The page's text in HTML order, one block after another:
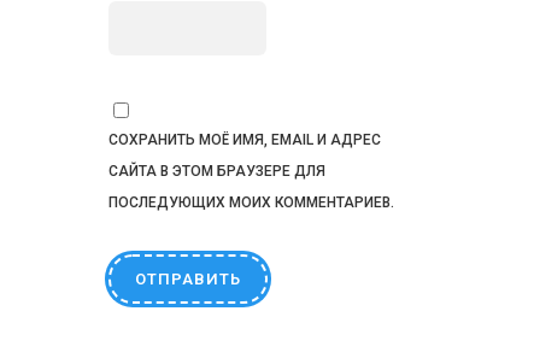
СОХРАНИТЬ МОЁ ИМЯ, EMAIL И АДРЕС
САЙТА В ЭТОМ БРАУЗЕРЕ ДЛЯ
ПОСЛЕДУЮЩИХ МОИХ КОММЕНТАРИЕВ.